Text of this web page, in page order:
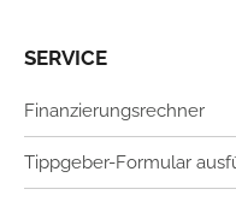
SERVICE
Finanzierungsrechner
Tippgeber-Formular